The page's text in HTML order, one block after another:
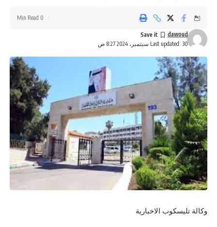
Last updated: 30 سبتمبر، 2024 8:27 ص
dawoud
0 Min Read
وكالة تليسكوب الاخبارية